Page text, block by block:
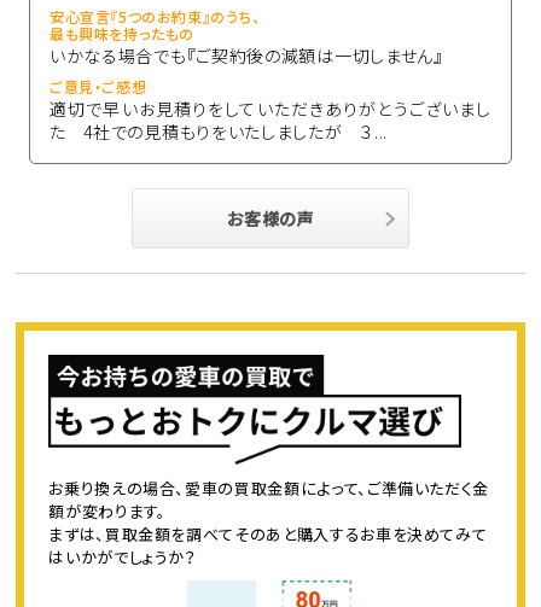
安心宣言『5つのお約束』のうち、
最も興味を持ったもの
いかなる場合でも『ご契約後の減額は一切しません』
ご意見・ご感想
適切で早いお見積りをしていただきありがとうございまし
た 4社での見積もりをいたしましたが ３...
お客様の声
お乗り換えの場合、愛車の買取金額によって、ご準備いただく金
額が変わります。
まずは、買取金額を調べてそのあと購入するお車を決めてみて
はいかがでしょうか？